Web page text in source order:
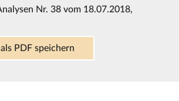
Nr. 38 vom 18.07.2018,
PDF speichern